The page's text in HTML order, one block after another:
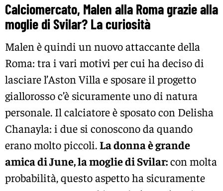
Calciomercato, Malen alla Roma grazie alla
moglie di Svilar? La curiosità
Malen è quindi un nuovo attaccante della
Roma: tra i vari motivi per cui ha deciso di
lasciare l’Aston Villa e sposare il progetto
giallorosso c’è sicuramente uno di natura
personale. Il calciatore è sposato con Delisha
Chanayla: i due si conoscono da quando
erano molto piccoli.La donna è grande
amica di June, la moglie di Svilar:con molta
probabilità, questo aspetto ha sicuramente